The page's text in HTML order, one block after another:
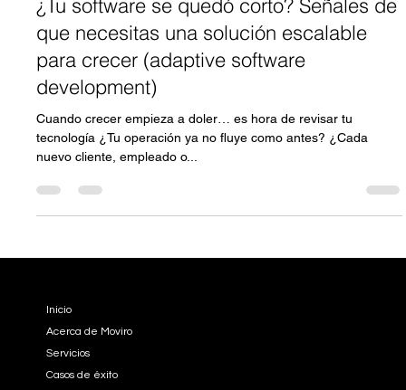
14 may 2025
3 min de lectura
¿Tu software se quedó corto? Señales de
que necesitas una solución escalable
para crecer (adaptive software
development)
Cuando crecer empieza a doler… es hora de revisar tu
nuevo cliente, empleado o...
Inicio
Acerca de Moviro